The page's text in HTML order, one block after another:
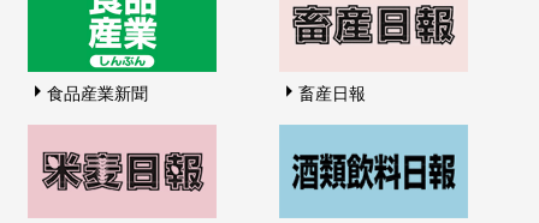
食品産業新聞 畜産日報